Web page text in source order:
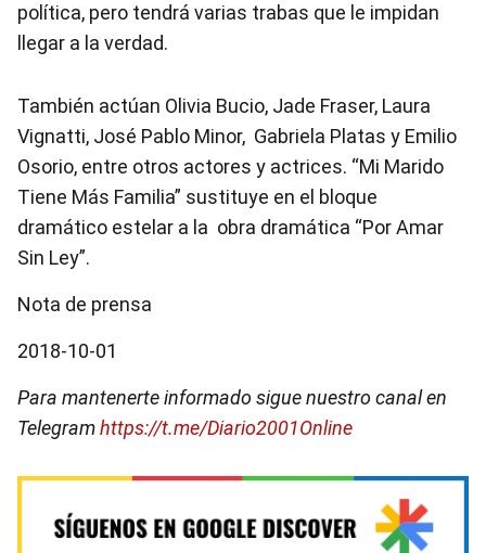
política, pero tendrá varias trabas que le impidan
llegar a la verdad.
También actúan Olivia Bucio, Jade Fraser, Laura
Vignatti, José Pablo Minor, Gabriela Platas y Emilio
Osorio, entre otros actores y actrices. “Mi Marido
Tiene Más Familia” sustituye en el bloque
dramático estelar a la obra dramática “Por Amar
Sin Ley”.
Nota de prensa
2018-10-01
Para mantenerte informado sigue nuestro canal en
Telegramhttps://t.me/Diario2001Online